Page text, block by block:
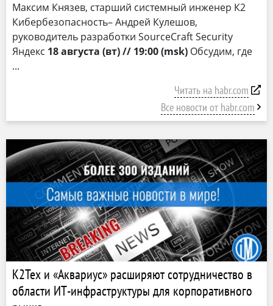
Максим Князев, старший системный инженер К2
Кибербезопасность– Андрей Кулешов,
руководитель разработки SourceCraft Security
Яндекс 18 августа (вт) // 19:00 (msk) Обсудим, где
Читать на habr.com
Все новости от habr.com
К2Тех и «Аквариус» расширяют сотрудничество в
области ИТ-инфраструктуры для корпоративного